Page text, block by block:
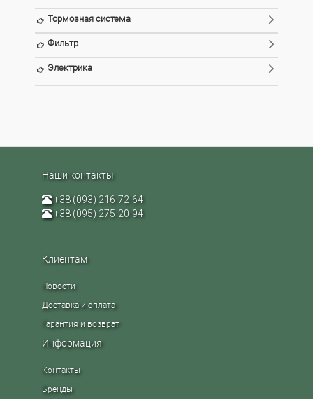
Тормозная система
Фильтр
Электрика
Наши контакты
+38 (093) 216-72-64
+38 (095) 275-20-94
Клиентам
Новости
Доставка и оплата
Гарантия и возврат
Информация
Контакты
Бренды